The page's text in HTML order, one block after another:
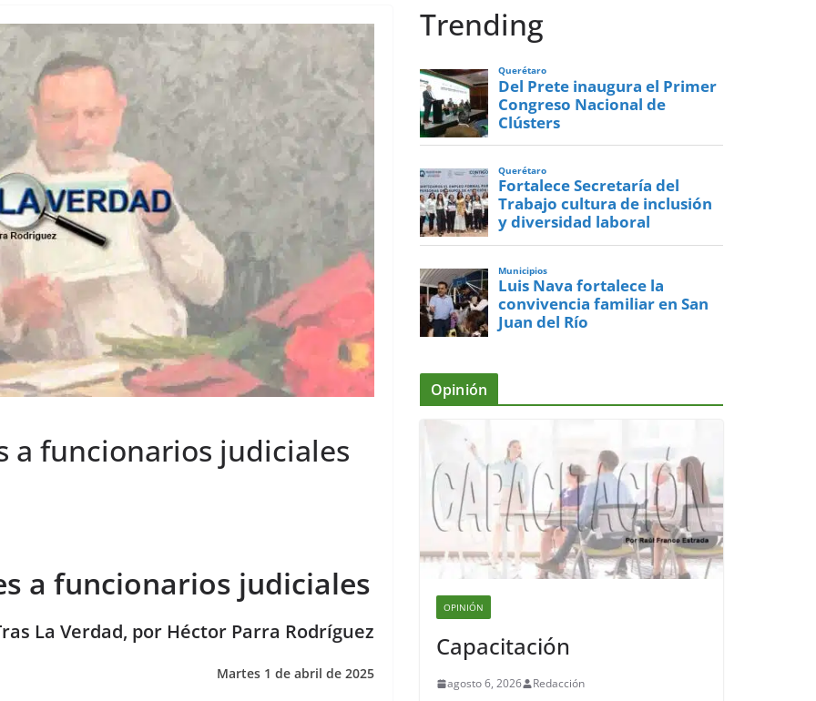
a funcionarios judiciales
a funcionarios judiciales
La Verdad, por Héctor Parra Rodríguez
Martes 1 de abril de 2025
Trending
Querétaro
Del Prete inaugura el Primer
Congreso Nacional de
Clústers
Querétaro
Fortalece Secretaría del
Trabajo cultura de inclusión
y diversidad laboral
Municipios
Luis Nava fortalece la
convivencia familiar en San
Juan del Río
Opinión
OPINIÓN
Capacitación
agosto 6, 2026 Redacción